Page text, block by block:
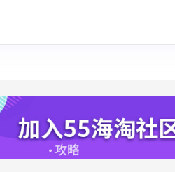
Columbia Sportswear
新人首单享8折
Space NK UK